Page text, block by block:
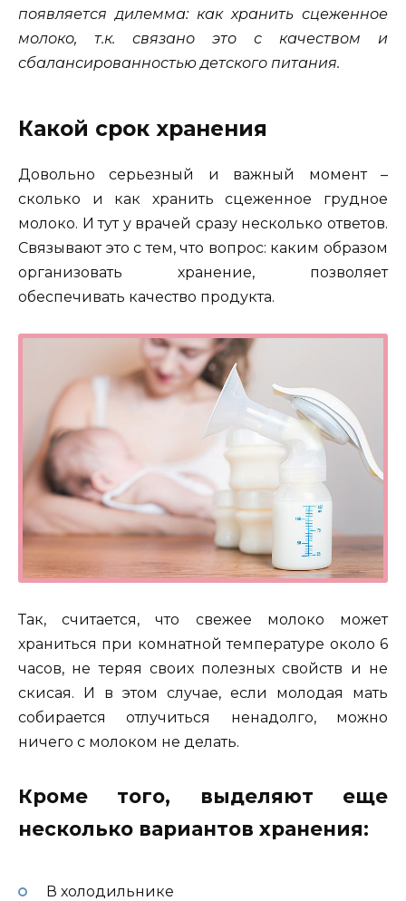
появляется дилемма: как хранить сцеженное
молоко, т.к. связано это с качеством и
сбалансированностью детского питания.
Какой срок хранения
Довольно серьезный и важный момент –
сколько и как хранить сцеженное грудное
молоко. И тут у врачей сразу несколько ответов.
Связывают это с тем, что вопрос: каким образом
организовать хранение, позволяет
обеспечивать качество продукта.
Так, считается, что свежее молоко может
храниться при комнатной температуре около 6
часов, не теряя своих полезных свойств и не
скисая. И в этом случае, если молодая мать
собирается отлучиться ненадолго, можно
ничего с молоком не делать.
Кроме того, выделяют еще
несколько вариантов хранения:
В холодильнике